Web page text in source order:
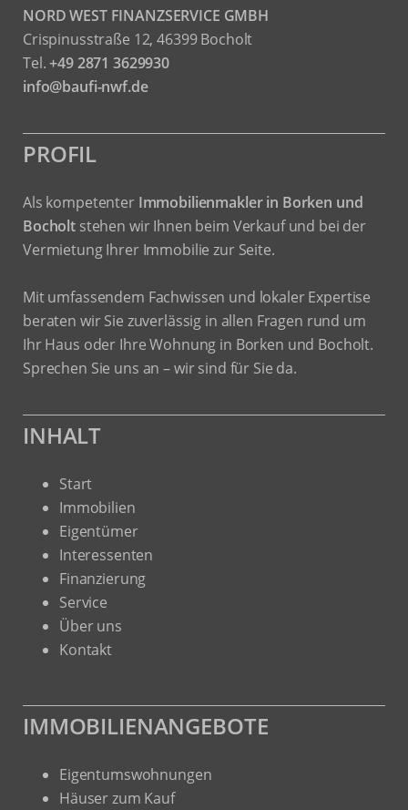
NORD WEST FINANZSERVICE GMBH
Crispinusstraße 12, 46399 Bocholt
Tel.+49 2871 3629930
info@baufi-nwf.de
PROFIL
Als kompetenter Immobilienmakler in Borken und
Bocholt stehen wir Ihnen beim Verkauf und bei der
Vermietung Ihrer Immobilie zur Seite.
Mit umfassendem Fachwissen und lokaler Expertise
beraten wir Sie zuverlässig in allen Fragen rund um
Ihr Haus oder Ihre Wohnung in Borken und Bocholt.
Sprechen Sie uns an – wir sind für Sie da.
INHALT
Start
Immobilien
Eigentümer
Interessenten
Finanzierung
Service
Über uns
Kontakt
IMMOBILIENANGEBOTE
Eigentumswohnungen
Häuser zum Kauf